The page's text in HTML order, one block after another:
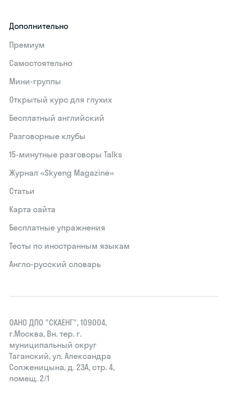
Дополнительно
Премиум
Самостоятельно
Мини-группы
Открытый курс для глухих
Бесплатный английский
Разговорные клубы
15‑минутные разговоры Talks
Журнал «Skyeng Magazine»
Статьи
Карта сайта
Бесплатные упражнения
Тесты по иностранным языкам
Англо-русский словарь
ОАНО ДПО "СКАЕНГ", 109004,
г.Москва, Вн. тер. г.
муниципальный округ
Таганский, ул. Александра
Солженицына, д. 23А, стр. 4,
помещ. 2/1